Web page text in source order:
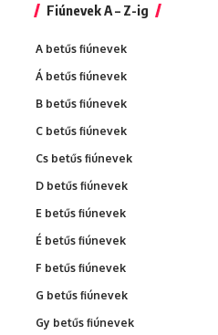
Fiúnevek A – Z-ig
A betűs fiúnevek
Á betűs fiúnevek
B betűs fiúnevek
C betűs fiúnevek
Cs betűs fiúnevek
D betűs fiúnevek
E betűs fiúnevek
É betűs fiúnevek
F betűs fiúnevek
G betűs fiúnevek
Gy betűs fiúnevek